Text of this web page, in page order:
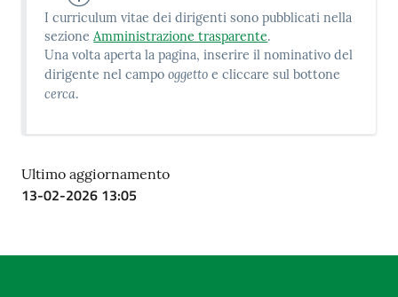
SeguiciI curriculum vitae dei dirigenti sono pubblicati nella
sezioneAmministrazione trasparente.
Una volta aperta la pagina, inserire il nominativo del
dirigente nel campooggetto e cliccare sul bottone
cerca.
Ultimo aggiornamento
13-02-2026 13:05